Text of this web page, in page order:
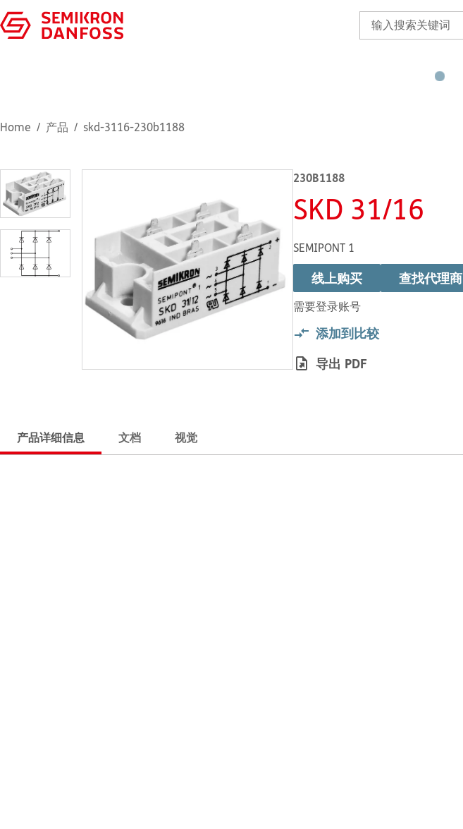
Home 产品 skd-3116-230b1188
230B1188
SKD 31/16
SEMIPONT 1
线上购买
需要登录账号
查找代理商
添加到比较
导出 PDF
产品详细信息 文档 视觉